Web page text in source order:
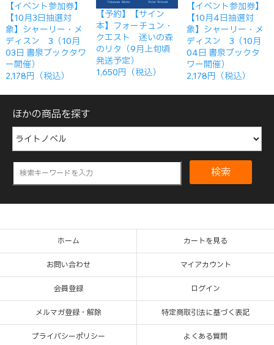
【イベント参加券】
【10月3日抽選対
象】シャーリー・メ
ディスン 3（10月
03日 書泉ブックタワ
ー開催）
2,178円（税込）
【予約】【サイン
本】フォーチュン・
クエスト 迷いの森
のリタ（9月上旬頃
発送予定）
1,650円（税込）
【イベント参加券】
【10月4日抽選対
象】シャーリー・メ
ディスン 3（10月
04日 書泉ブックタ
ワー開催）
2,178円（税込）
ほかの商品を探す
検索
ホーム カートを見る
お問い合わせ マイアカウント
会員登録 ログイン
メルマガ登録・解除 特定商取引法に基づく表記
プライバシーポリシー よくある質問